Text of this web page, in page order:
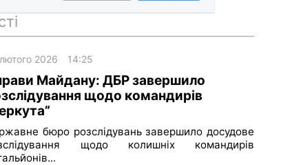
політика
суспільство
економіка
кримінал
2026 14:25
Майдану: ДБР завершило
щодо командирів
бюро розслідувань завершило досудове
щодо колишніх командирів